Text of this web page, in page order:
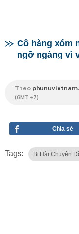
Cô hàng xóm
ngỡ ngàng vì
Theo
(GMT +7)
Chia sẻ
Tags: Bi Hài Chuyện